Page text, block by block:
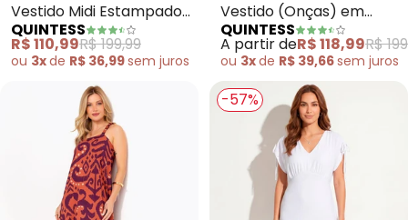
Vestido Midi Estampado
em Malha Fria com Gola
Laço e Manga 3/4
QUINTESS
R$ 110,99R$ 199,99
ou 3xde R$ 36,99sem juros
Vestido (Onças) em
Malha Fria
QUINTESS
A partir deR$ 118,99R$
ou 3xde R$ 39,66sem juros
-57%